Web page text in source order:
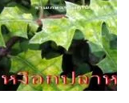
2 อัน) อับเรณูเป็น
ติดก้านชูเกสรที่
0.1-0.2
เหนือวงกลีบ
นมีความยาวได้